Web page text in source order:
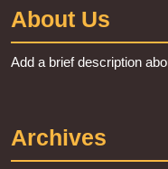
About Us
Add a brief description
Archives